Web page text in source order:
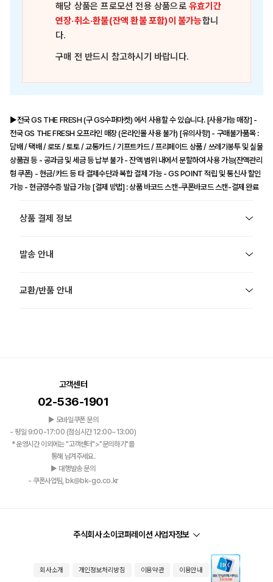
해당 상품은프로모션 전용 상품으로유효기간
연장·취소·환불(잔액 환불 포함)이 불가능합니
다.
구매 전 반드시 참고하시기 바랍니다.
▶전국 GS THE FRESH (구 GS수퍼마켓) 에서 사용할 수 있습니다. [사용가능 매장] -
전국 GS THE FRESH 오프라인 매장 (온라인몰 사용 불가) [유의사항] - 구매불가품목 :
담배 / 택배 / 로또 / 토토 / 교통카드 / 기프트카드 / 프리페이드 상품 / 쓰레기봉투 및 실물
상품권 등 - 공과금 및 세금 등 납부 불가 - 잔액 범위 내에서 분할하여 사용 가능(잔액관리
형 쿠폰) - 현금/카드 등 타 결제수단과 복합 결제 가능 - GS POINT 적립 및 통신사 할인
가능 - 현금영수증 발급 가능 [결제 방법] : 상품 바코드 스캔-쿠폰바코드 스캔-결제 완료
상품 결제 정보
발송 안내
교환/반품 안내
고객센터
02-536-1901
▶ 모바일쿠폰 문의
- 평일 9:00-17:00 (점심시간 12:00~13:00)
*운영시간 이외에는 "고객센터">"문의하기"를
통해 남겨주세요.
▶ 대행발송 문의
- 쿠폰사업팀, bk@bk-go.co.kr
주식회사 소이코퍼레이션 사업자정보
회사소개 개인정보처리방침 이용약관 이용안내